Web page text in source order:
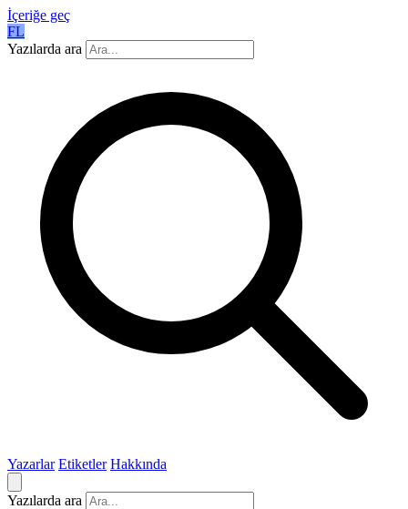
İçeriğe geç
FL
Yazılarda ara
Yazarlar Etiketler Hakkında
Yazılarda ara